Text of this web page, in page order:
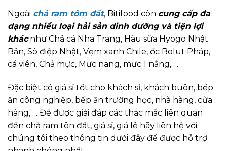
Ngoài chả ram tôm đất, Bitifood còn cung cấp đa
dạng nhiều loại hải sản dinh dưỡng và tiện lợi
khácnhư Chả cá Nha Trang, Hàu sữa Hyogo Nhật
Bản, Sò điệp Nhật, Vẹm xanh Chile, ốc Bolut Pháp,
cá viên, Chả mực, Mực nang, mực 1 nắng,….
Đặc biệt có giá sỉ tốt cho khách sỉ, khách buôn, bếp
ăn công nghiệp, bếp ăn trường học, nhà hàng, cửa
hàng,…. Để được giải đáp các thắc mắc liên quan
đến chả ram tôn đất, giá sỉ, giá lẻ hãy liên hệ với
chúng tôi theo thông tin dưới đây để được hỗ trợ